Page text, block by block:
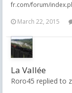
fr.com/forum/
March 22, 2015
La Vallée
Roro45 replied to